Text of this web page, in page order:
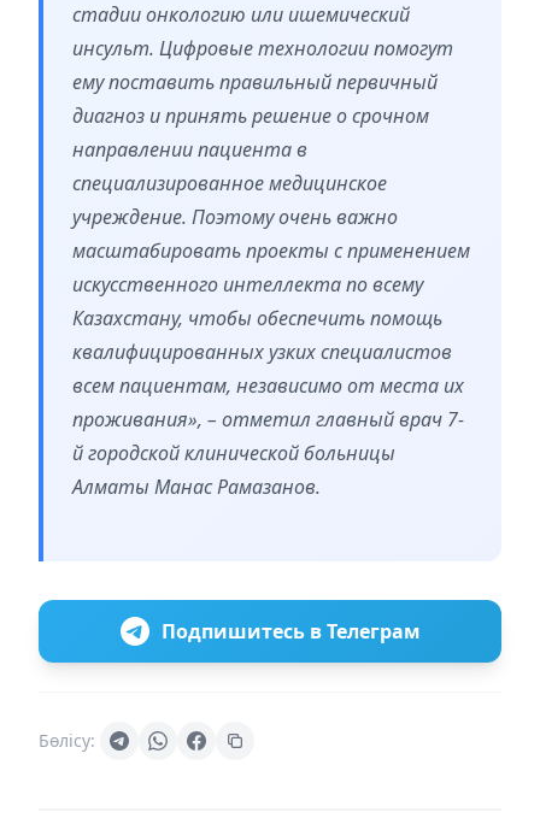
стадии онкологию или ишемический
инсульт. Цифровые технологии помогут
ему поставить правильный первичный
диагноз и принять решение о срочном
направлении пациента в
специализированное медицинское
учреждение. Поэтому очень важно
масштабировать проекты с применением
искусственного интеллекта по всему
Казахстану, чтобы обеспечить помощь
квалифицированных узких специалистов
всем пациентам, независимо от места их
проживания», – отметил главный врач 7-
й городской клинической больницы
Алматы Манас Рамазанов.
Подпишитесь в Телеграм
Бөлісу: